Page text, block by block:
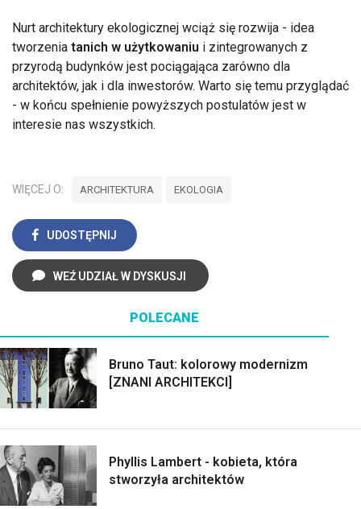
Nurt architektury ekologicznej wciąż się rozwija - idea
tworzenia tanich w użytkowaniu i zintegrowanych z
przyrodą budynków jest pociągająca zarówno dla
architektów, jak i dla inwestorów. Warto się temu przyglądać
- w końcu spełnienie powyższych postulatów jest w
interesie nas wszystkich.
WIĘCEJ O: ARCHITEKTURA EKOLOGIA
UDOSTĘPNIJ
WEŹ UDZIAŁ W DYSKUSJI
POLECANE
Bruno Taut: kolorowy modernizm
[ZNANI ARCHITEKCI]
Phyllis Lambert - kobieta, która
stworzyła architektów